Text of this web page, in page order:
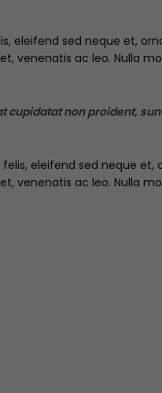
eleifend sed neque et,
venenatis ac leo. Nulla
cupidatat non proident,
eleifend sed neque et,
venenatis ac leo. Nulla